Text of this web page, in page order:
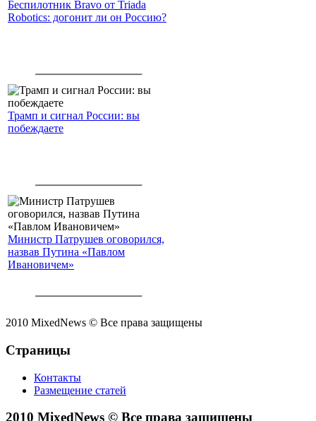
Беспилотник Bravo от Triada
Robotics: догонит ли он Россию?
Трамп и сигнал России: вы
побеждаете
Министр Патрушев оговорился,
назвав Путина «Павлом
Ивановичем»
2010 MixedNews © Все права защищены
Страницы
Контакты
Размещение статей
2010 MixedNews © Все права защищены